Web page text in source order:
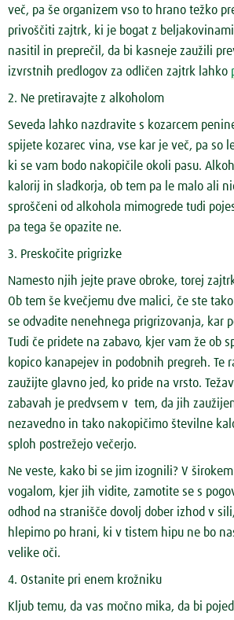
več, pa še organizem vso to hrano težko
privoščiti zajtrk, ki je bogat z
nasitil in preprečil, da bi kasneje zaužili
izvrstnih predlogov za odličen zajtrk lahko
2. Ne pretiravajte z alkoholom
Seveda lahko nazdravite s kozarcem
spijete kozarec vina, vse kar je več, pa so
ki se vam bodo nakopičile okoli pasu.
kalorij in sladkorja, ob tem pa le malo ali
sproščeni od alkohola mimogrede tudi
pa tega še opazite ne.
3. Preskočite prigrizke
Namesto njih jejte prave obroke, torej
Ob tem še kvečjemu dve malici, če ste
se odvadite nenehnega prigrizovanja, kar
Tudi če pridete na zabavo, kjer vam že ob
kopico kanapejev in podobnih pregreh. Te
zaužijte glavno jed, ko pride na vrsto.
zabavah je predvsem v tem, da jih
nezavedno in tako nakopičimo številne
sploh postrežejo večerjo.
Ne veste, kako bi se jim izognili? V
vogalom, kjer jih vidite, zamotite se s
odhod na stranišče dovolj dober izhod v
hlepimo po hrani, ki v tistem hipu ne bo
velike oči.
4. Ostanite pri enem krožniku
Kljub temu, da vas močno mika, da bi